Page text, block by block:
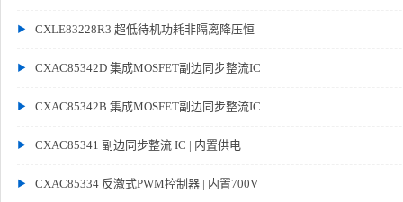
CXLE83228R3 超低待机功耗非隔离降压恒
CXAC85342D 集成MOSFET副边同步整流IC
CXAC85342B 集成MOSFET副边同步整流IC
CXAC85341 副边同步整流 IC | 内置供电
CXAC85334 反激式PWM控制器 | 内置700V